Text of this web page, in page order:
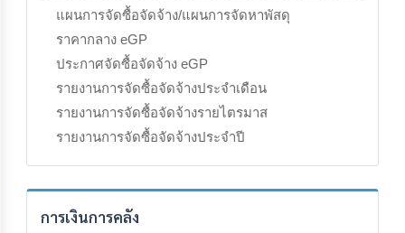
แผนการจัดซื้อจัดจ้าง/แผนการจัดหาพัสดุ
ราคากลาง eGP
ประกาศจัดซื้อจัดจ้าง eGP
รายงานการจัดซื้อจัดจ้างประจำเดือน
รายงานการจัดซื้อจัดจ้างรายไตรมาส
รายงานการจัดซื้อจัดจ้างประจำปี
การเงินการคลัง